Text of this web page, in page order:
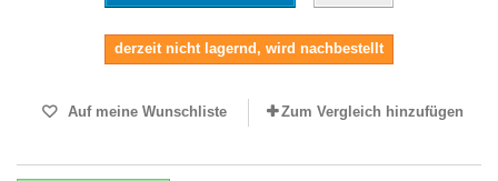
derzeit nicht lagernd, wird nachbestellt
Auf meine Wunschliste Zum Vergleich hinzufügen